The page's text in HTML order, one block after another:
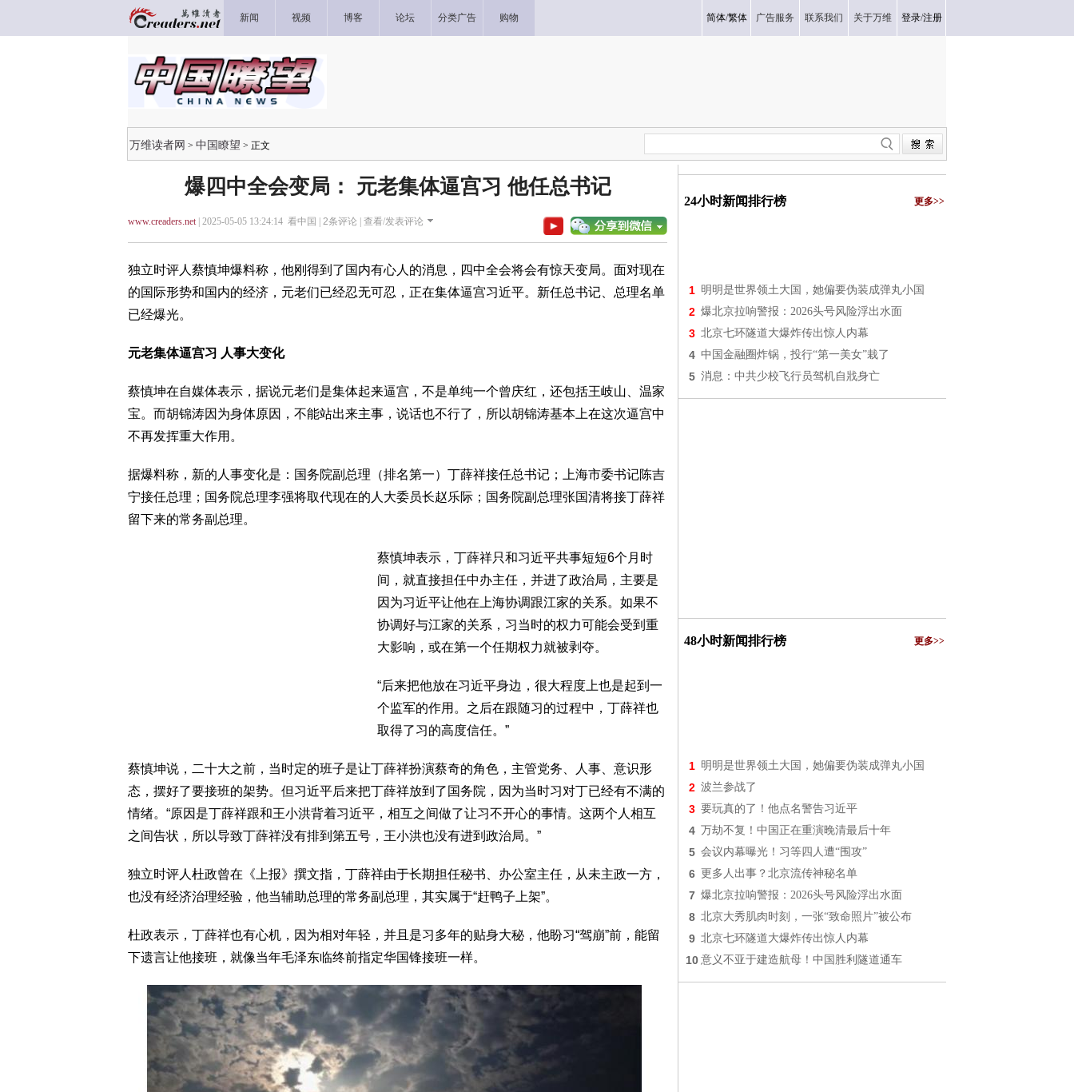
新闻 视频 博客 论坛 分类广告 购物 简体/繁体 广告服务 联系我们 关于万维 登录/注册
万维读者网 > 中国瞭望 > 正文
爆四中全会变局： 元老集体逼宫习 他任总书记
www.creaders.net| 2025-05-05 13:24:14 看中国 | 2条评论 | 查看/发表评论
独立时评人蔡慎坤爆料称，他刚得到了国内有心人的消息，四中全会将会有惊天变局。面对现在
的国际形势和国内的经济，元老们已经忍无可忍，正在集体逼宫习近平。新任总书记、总理名单
已经爆光。
元老集体逼宫习 人事大变化
蔡慎坤在自媒体表示，据说元老们是集体起来逼宫，不是单纯一个曾庆红，还包括王岐山、温家
宝。而胡锦涛因为身体原因，不能站出来主事，说话也不行了，所以胡锦涛基本上在这次逼宫中
不再发挥重大作用。
据爆料称，新的人事变化是：国务院副总理（排名第一）丁薛祥接任总书记；上海市委书记陈吉
宁接任总理；国务院总理李强将取代现在的人大委员长赵乐际；国务院副总理张国清将接丁薛祥
留下来的常务副总理。
蔡慎坤表示，丁薛祥只和习近平共事短短6个月时
间，就直接担任中办主任，并进了政治局，主要是
因为习近平让他在上海协调跟江家的关系。如果不
协调好与江家的关系，习当时的权力可能会受到重
大影响，或在第一个任期权力就被剥夺。
“后来把他放在习近平身边，很大程度上也是起到一
个监军的作用。之后在跟随习的过程中，丁薛祥也
取得了习的高度信任。”
蔡慎坤说，二十大之前，当时定的班子是让丁薛祥扮演蔡奇的角色，主管党务、人事、意识形
态，摆好了要接班的架势。但习近平后来把丁薛祥放到了国务院，因为当时习对丁已经有不满的
情绪。“原因是丁薛祥跟和王小洪背着习近平，相互之间做了让习不开心的事情。这两个人相互
之间告状，所以导致丁薛祥没有排到第五号，王小洪也没有进到政治局。”
独立时评人杜政曾在《上报》撰文指，丁薛祥由于长期担任秘书、办公室主任，从未主政一方，
也没有经济治理经验，他当辅助总理的常务副总理，其实属于“赶鸭子上架”。
杜政表示，丁薛祥也有心机，因为相对年轻，并且是习多年的贴身大秘，他盼习“驾崩”前，能留
下遗言让他接班，就像当年毛泽东临终前指定华国锋接班一样。
24小时新闻排行榜 更多>>
1 明明是世界领土大国，她偏要伪装成弹丸小国
2 爆北京拉响警报：2026头号风险浮出水面
3 北京七环隧道大爆炸传出惊人内幕
4 中国金融圈炸锅，投行“第一美女”栽了
5 消息：中共少校飞行员驾机自戕身亡
48小时新闻排行榜 更多>>
1 明明是世界领土大国，她偏要伪装成弹丸小国
2 波兰参战了
3 要玩真的了！他点名警告习近平
4 万劫不复！中国正在重演晚清最后十年
5 会议内幕曝光！习等四人遭“围攻”
6 更多人出事？北京流传神秘名单
7 爆北京拉响警报：2026头号风险浮出水面
8 北京大秀肌肉时刻，一张“致命照片”被公布
9 北京七环隧道大爆炸传出惊人内幕
10 意义不亚于建造航母！中国胜利隧道通车